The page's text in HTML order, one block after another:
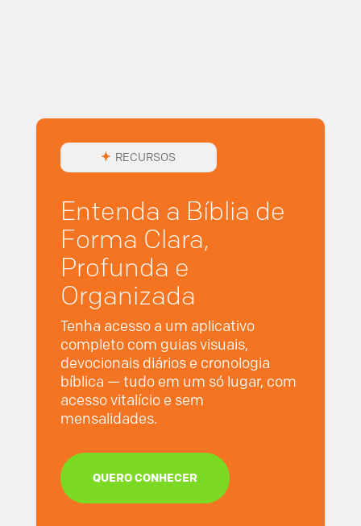
RECURSOS
Entenda a Bíblia de
Forma Clara,
Profunda e
Organizada
Tenha acesso a um aplicativo
completo com guias visuais,
devocionais diários e cronologia
bíblica — tudo em um só lugar, com
acesso vitalício e sem
mensalidades.
QUERO CONHECER